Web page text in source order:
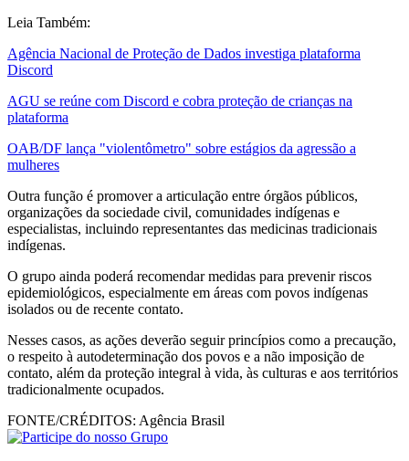
Leia Também:
Agência Nacional de Proteção de Dados investiga plataforma
Discord
AGU se reúne com Discord e cobra proteção de crianças na
plataforma
OAB/DF lança "violentômetro" sobre estágios da agressão a
mulheres
Outra função é promover a articulação entre órgãos públicos,
organizações da sociedade civil, comunidades indígenas e
especialistas, incluindo representantes das medicinas tradicionais
indígenas.
O grupo ainda poderá recomendar medidas para prevenir riscos
epidemiológicos, especialmente em áreas com povos indígenas
isolados ou de recente contato.
Nesses casos, as ações deverão seguir princípios como a precaução,
o respeito à autodeterminação dos povos e a não imposição de
contato, além da proteção integral à vida, às culturas e aos territórios
tradicionalmente ocupados.
FONTE/CRÉDITOS: Agência Brasil